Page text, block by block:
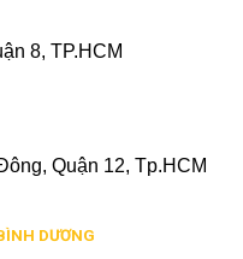
8, TP.HCM
Quận 12, Tp.HCM
DƯƠNG